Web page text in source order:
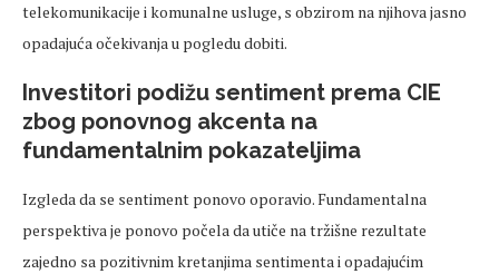
telekomunikacije i komunalne usluge, s obzirom na njihova jasno
opadajuća očekivanja u pogledu dobiti.
Investitori podižu sentiment prema CIE
zbog ponovnog akcenta na
fundamentalnim pokazateljima
Izgleda da se sentiment ponovo oporavio. Fundamentalna
perspektiva je ponovo počela da utiče na tržišne rezultate
zajedno sa pozitivnim kretanjima sentimenta i opadajućim